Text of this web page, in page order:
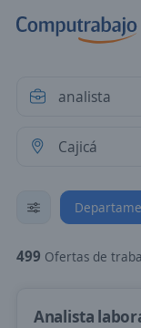
499 Ofertas de trabajo de
Analista